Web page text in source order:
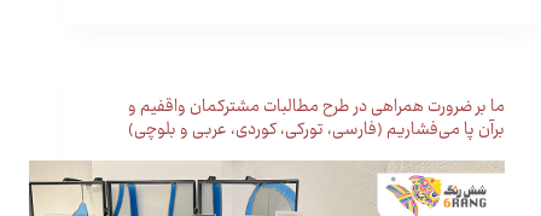
ما بر ضرورت همراهی در طرح مطالبات مشترکمان واقفیم و
برآن پا می‌فشاریم (فارسی، تورکی، کوردی، عربی و بلوچی)